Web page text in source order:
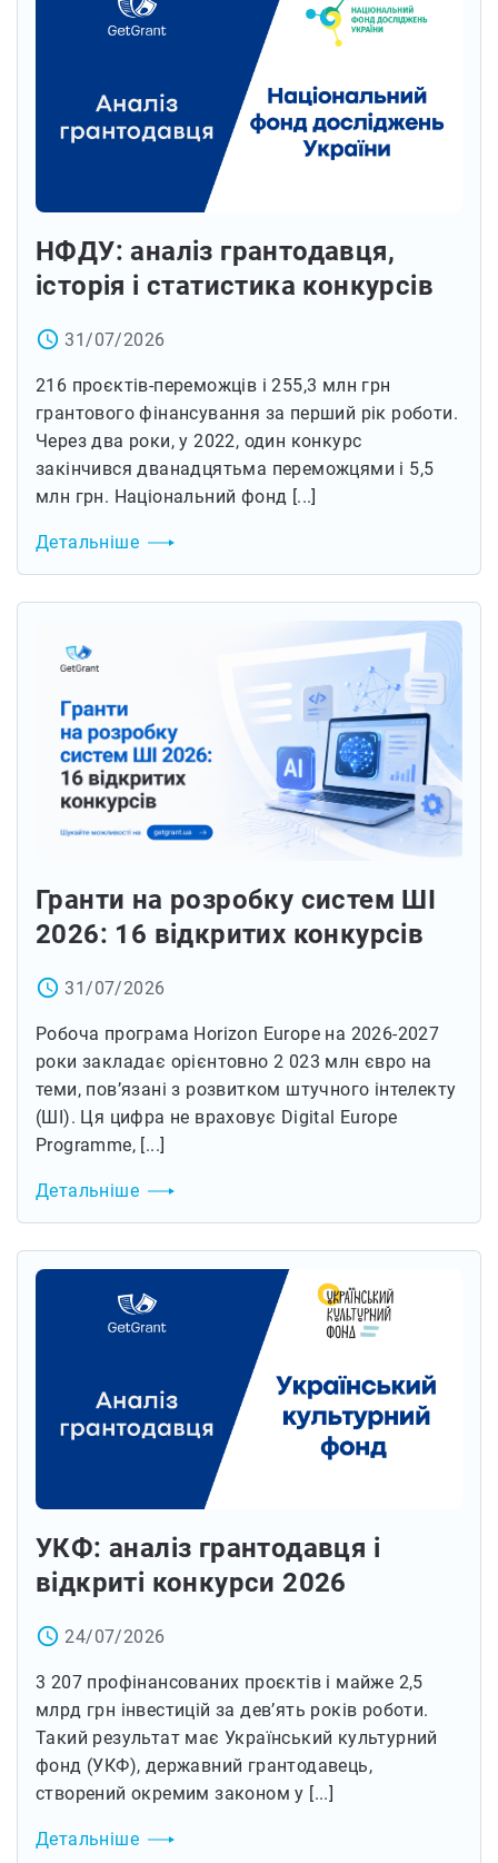
НФДУ: аналіз грантодавця,
історія і статистика конкурсів
access_time 31/07/2026
216 проєктів-переможців і 255,3 млн грн
грантового фінансування за перший рік роботи.
Через два роки, у 2022, один конкурс
закінчився дванадцятьма переможцями і 5,5
млн грн. Національний фонд [...]
Детальніше
Гранти на розробку систем ШІ
2026: 16 відкритих конкурсів
access_time 31/07/2026
Робоча програма Horizon Europe на 2026-2027
роки закладає орієнтовно 2 023 млн євро на
теми, пов’язані з розвитком штучного інтелекту
(ШІ). Ця цифра не враховує Digital Europe
Programme, [...]
Детальніше
УКФ: аналіз грантодавця і
відкриті конкурси 2026
access_time 24/07/2026
3 207 профінансованих проєктів і майже 2,5
млрд грн інвестицій за дев’ять років роботи.
Такий результат має Український культурний
фонд (УКФ), державний грантодавець,
створений окремим законом у [...]
Детальніше